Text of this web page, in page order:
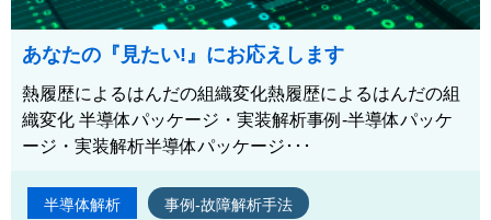
あなたの『見たい!』にお応えします
熱履歴によるはんだの組織変化熱履歴によるはんだの組
織変化 半導体パッケージ・実装解析事例-半導体パッケ
ージ・実装解析半導体パッケージ･･･
半導体解析 事例-故障解析手法